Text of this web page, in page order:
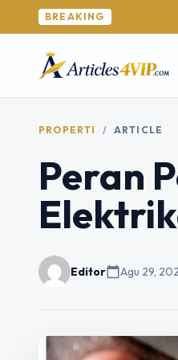
BREAKING
PROPERTI / ARTICLE
Peran
Editorcalendar_todayAgu 29,